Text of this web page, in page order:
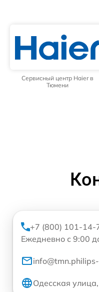
Сервисный центр Haier в
Тюмени
+7 (800) 101-14-
Ежедневно с 9:00
Одесская